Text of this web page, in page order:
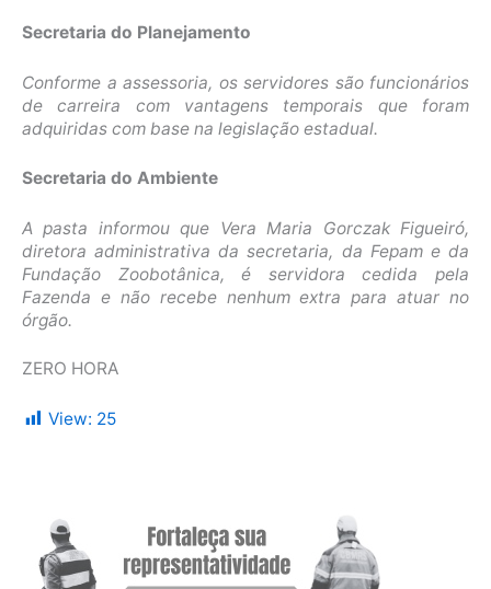
Secretaria do Planejamento
Conforme a assessoria, os servidores são funcionários
de carreira com vantagens temporais que foram
adquiridas com base na legislação estadual.
Secretaria do Ambiente
A pasta informou que Vera Maria Gorczak Figueiró,
diretora administrativa da secretaria, da Fepam e da
Fundação Zoobotânica, é servidora cedida pela
Fazenda e não recebe nenhum extra para atuar no
órgão.
ZERO HORA
View: 25